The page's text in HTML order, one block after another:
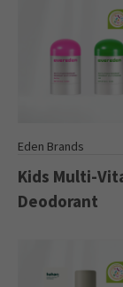
Eden Brands
Kids Multi-
Deodorant